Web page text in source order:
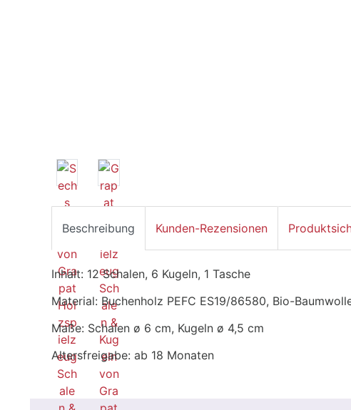
Beschreibung Kunden-Rezensionen
Inhalt: 12 Schalen, 6 Kugeln, 1 Tasche
Material: Buchenholz PEFC ES19/86580, Bio-
Maße: Schalen ø 6 cm, Kugeln ø 4,5 cm
Altersfreigabe: ab 18 Monaten